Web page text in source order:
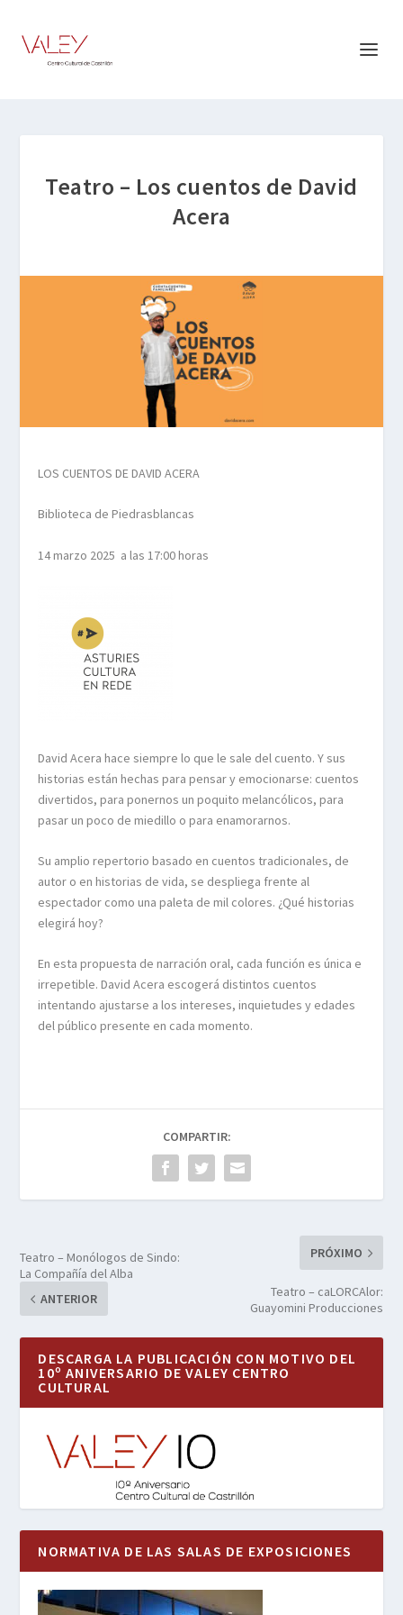
Teatro – Los cuentos de David
Acera
LOS CUENTOS DE DAVID ACERA
Biblioteca de Piedrasblancas
14 marzo 2025 a las 17:00 horas
David Acera hace siempre lo que le sale del cuento. Y sus
historias están hechas para pensar y emocionarse: cuentos
divertidos, para ponernos un poquito melancólicos, para
pasar un poco de miedillo o para enamorarnos.
Su amplio repertorio basado en cuentos tradicionales, de
autor o en historias de vida, se despliega frente al
espectador como una paleta de mil colores. ¿Qué historias
elegirá hoy?
En esta propuesta de narración oral, cada función es única e
irrepetible. David Acera escogerá distintos cuentos
intentando ajustarse a los intereses, inquietudes y edades
del público presente en cada momento.
COMPARTIR:
Teatro – Monólogos de Sindo:
La Compañía del Alba
ANTERIOR
PRÓXIMO
Teatro – caLORCAlor:
Guayomini Producciones
DESCARGA LA PUBLICACIÓN CON MOTIVO DEL
10º ANIVERSARIO DE VALEY CENTRO
CULTURAL
NORMATIVA DE LAS SALAS DE EXPOSICIONES